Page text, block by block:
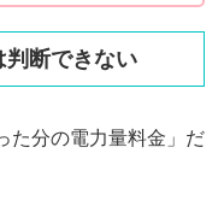
判断できない
た分の電力量料金」だ